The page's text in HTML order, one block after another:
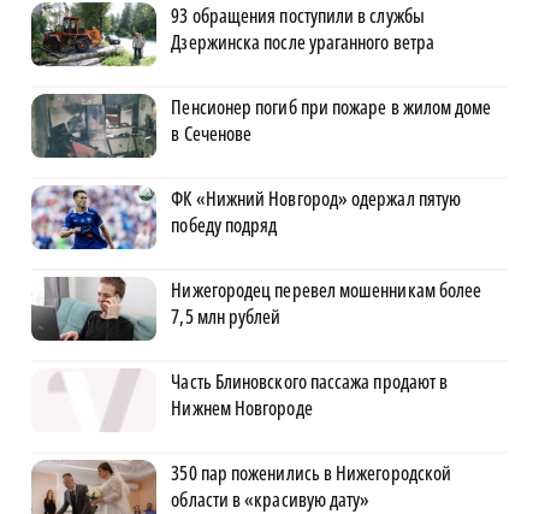
93 обращения поступили в службы
Дзержинска после ураганного ветра
Пенсионер погиб при пожаре в жилом доме
в Сеченове
ФК «Нижний Новгород» одержал пятую
победу подряд
Нижегородец перевел мошенникам более
7,5 млн рублей
Часть Блиновского пассажа продают в
Нижнем Новгороде
350 пар поженились в Нижегородской
области в «красивую дату»